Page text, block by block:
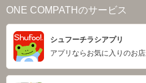
ONE COMPATHのサービス
シュフーチラシアプリ
アプリならお気に入りのお